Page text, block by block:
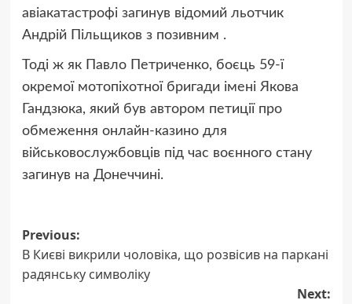
авіакатастрофі загинув відомий льотчик
Андрій Пільщиков з позивним .
Тоді ж як Павло Петриченко, боєць 59-ї
окремої мотопіхотної бригади імені Якова
Гандзюка, який був автором петиції про
обмеження онлайн-казино для
військовослужбовців під час воєнного стану
загинув на Донеччині.
Post
navigation
Previous:
В Києві викрили чоловіка, що розвісив на паркані
радянську символіку
Next: